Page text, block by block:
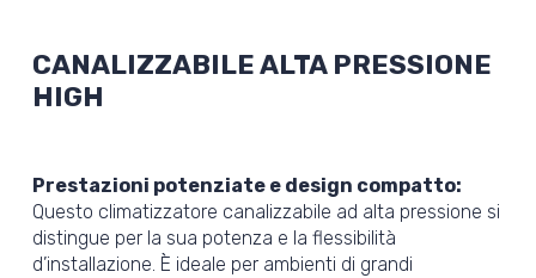
CANALIZZABILE ALTA PRESSIONE
HIGH
Prestazioni potenziate e design compatto:
Questo climatizzatore canalizzabile ad alta pressione si
distingue per la sua potenza e la flessibilità
d’installazione. È ideale per ambienti di grandi